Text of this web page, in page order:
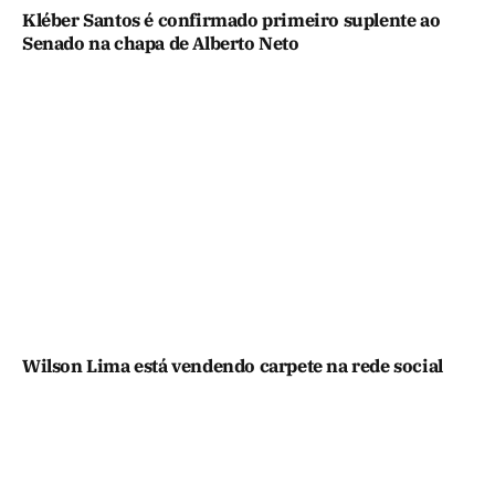
Kléber Santos é confirmado primeiro suplente ao
Senado na chapa de Alberto Neto
Wilson Lima está vendendo carpete na rede social